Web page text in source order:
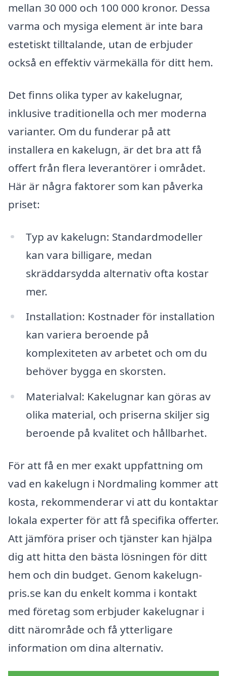
mellan 30 000 och 100 000 kronor. Dessa
varma och mysiga element är inte bara
estetiskt tilltalande, utan de erbjuder
också en effektiv värmekälla för ditt hem.
Det finns olika typer av kakelugnar,
inklusive traditionella och mer moderna
varianter. Om du funderar på att
installera en kakelugn, är det bra att få
offert från flera leverantörer i området.
Här är några faktorer som kan påverka
priset:
Typ av kakelugn: Standardmodeller
kan vara billigare, medan
skräddarsydda alternativ ofta kostar
mer.
Installation: Kostnader för installation
kan variera beroende på
komplexiteten av arbetet och om du
behöver bygga en skorsten.
Materialval: Kakelugnar kan göras av
olika material, och priserna skiljer sig
beroende på kvalitet och hållbarhet.
För att få en mer exakt uppfattning om
vad en kakelugn i Nordmaling kommer att
kosta, rekommenderar vi att du kontaktar
lokala experter för att få specifika offerter.
Att jämföra priser och tjänster kan hjälpa
dig att hitta den bästa lösningen för ditt
hem och din budget. Genom kakelugn-
pris.se kan du enkelt komma i kontakt
med företag som erbjuder kakelugnar i
ditt närområde och få ytterligare
information om dina alternativ.